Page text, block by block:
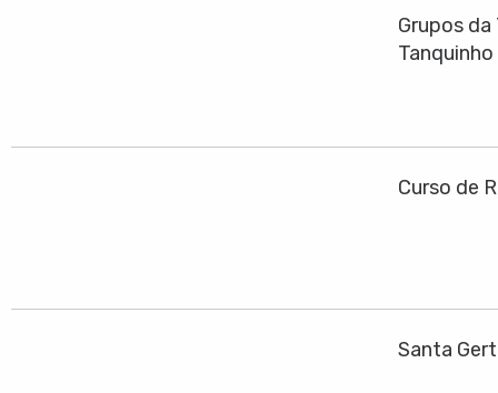
Grupos
Tanquinho
Curso de
Santa